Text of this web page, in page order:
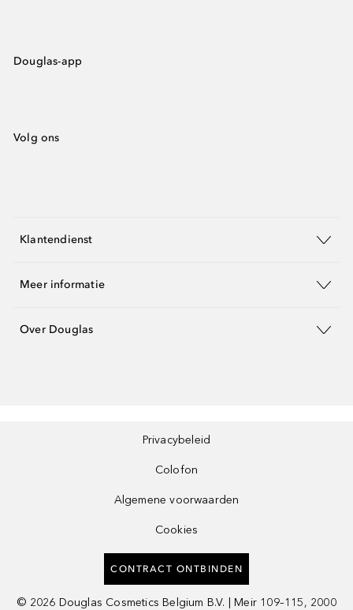
Douglas-app
Volg ons
Klantendienst
Meer informatie
Over Douglas
Privacybeleid
Colofon
Algemene voorwaarden
Cookies
CONTRACT ONTBINDEN
© 2026 Douglas Cosmetics Belgium B.V. | Meir 109–115, 2000